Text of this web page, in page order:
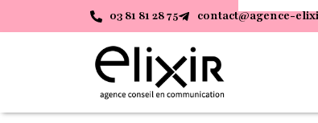
03 81 81 28 75 contact@agence-